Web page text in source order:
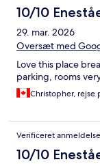
10/10
29. mar. 2026
Oversæt med
Love this place
parking, rooms
Christopher, rejse
Verificeret anmeldelse
10/10